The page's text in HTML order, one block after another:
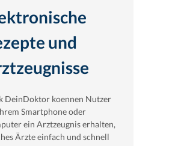
und
DeinDoktor koennen Nutzer
Smartphone oder
ein Arztzeugnis erhalten,
Ärzte einfach und schnell